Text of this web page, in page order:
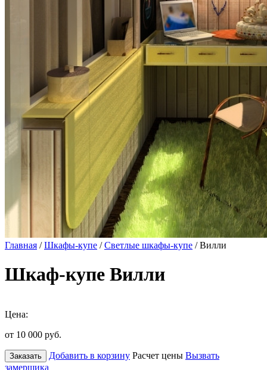
Главная /Шкафы-купе /Светлые шкафы-купе / Вилли
Шкаф-купе Вилли
Цена:
от 10 000 руб.
Заказать Добавить в корзину Расчет цены Вызвать
замерщика